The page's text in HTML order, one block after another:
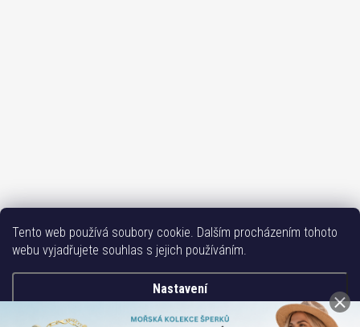
Tento web používá soubory cookie. Dalším procházením tohoto
webu vyjadřujete souhlas s jejich používáním.
Nastavení